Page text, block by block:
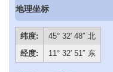
地理坐标
纬度:
45° 32′ 48″ 北
经度:
11° 32′ 51″ 东